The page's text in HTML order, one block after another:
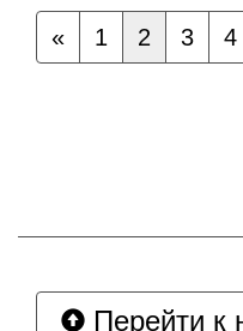
« 1 2 3 4
Перейти к